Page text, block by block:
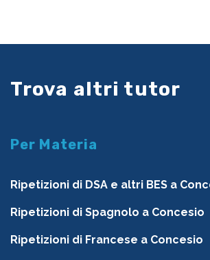
Trova altri tutor
Per Materia
Ripetizioni di DSA e altri BES a
Ripetizioni di Spagnolo a Concesio
Ripetizioni di Francese a Concesio